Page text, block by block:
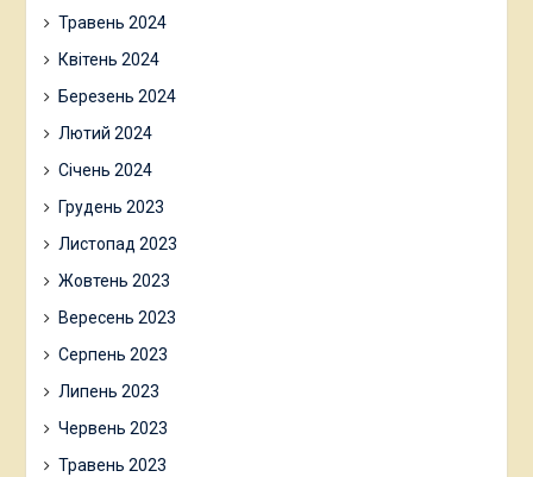
Травень 2024
Квітень 2024
Березень 2024
Лютий 2024
Січень 2024
Грудень 2023
Листопад 2023
Жовтень 2023
Вересень 2023
Серпень 2023
Липень 2023
Червень 2023
Травень 2023